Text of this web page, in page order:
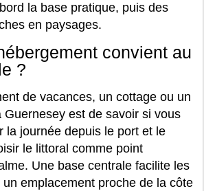
la base pratique, puis des
en paysages.
convient au
?
de vacances, un cottage ou un
Guernesey est de savoir si vous
la journée depuis le port et le
le littoral comme point
Une base centrale facilite les
emplacement proche de la côte